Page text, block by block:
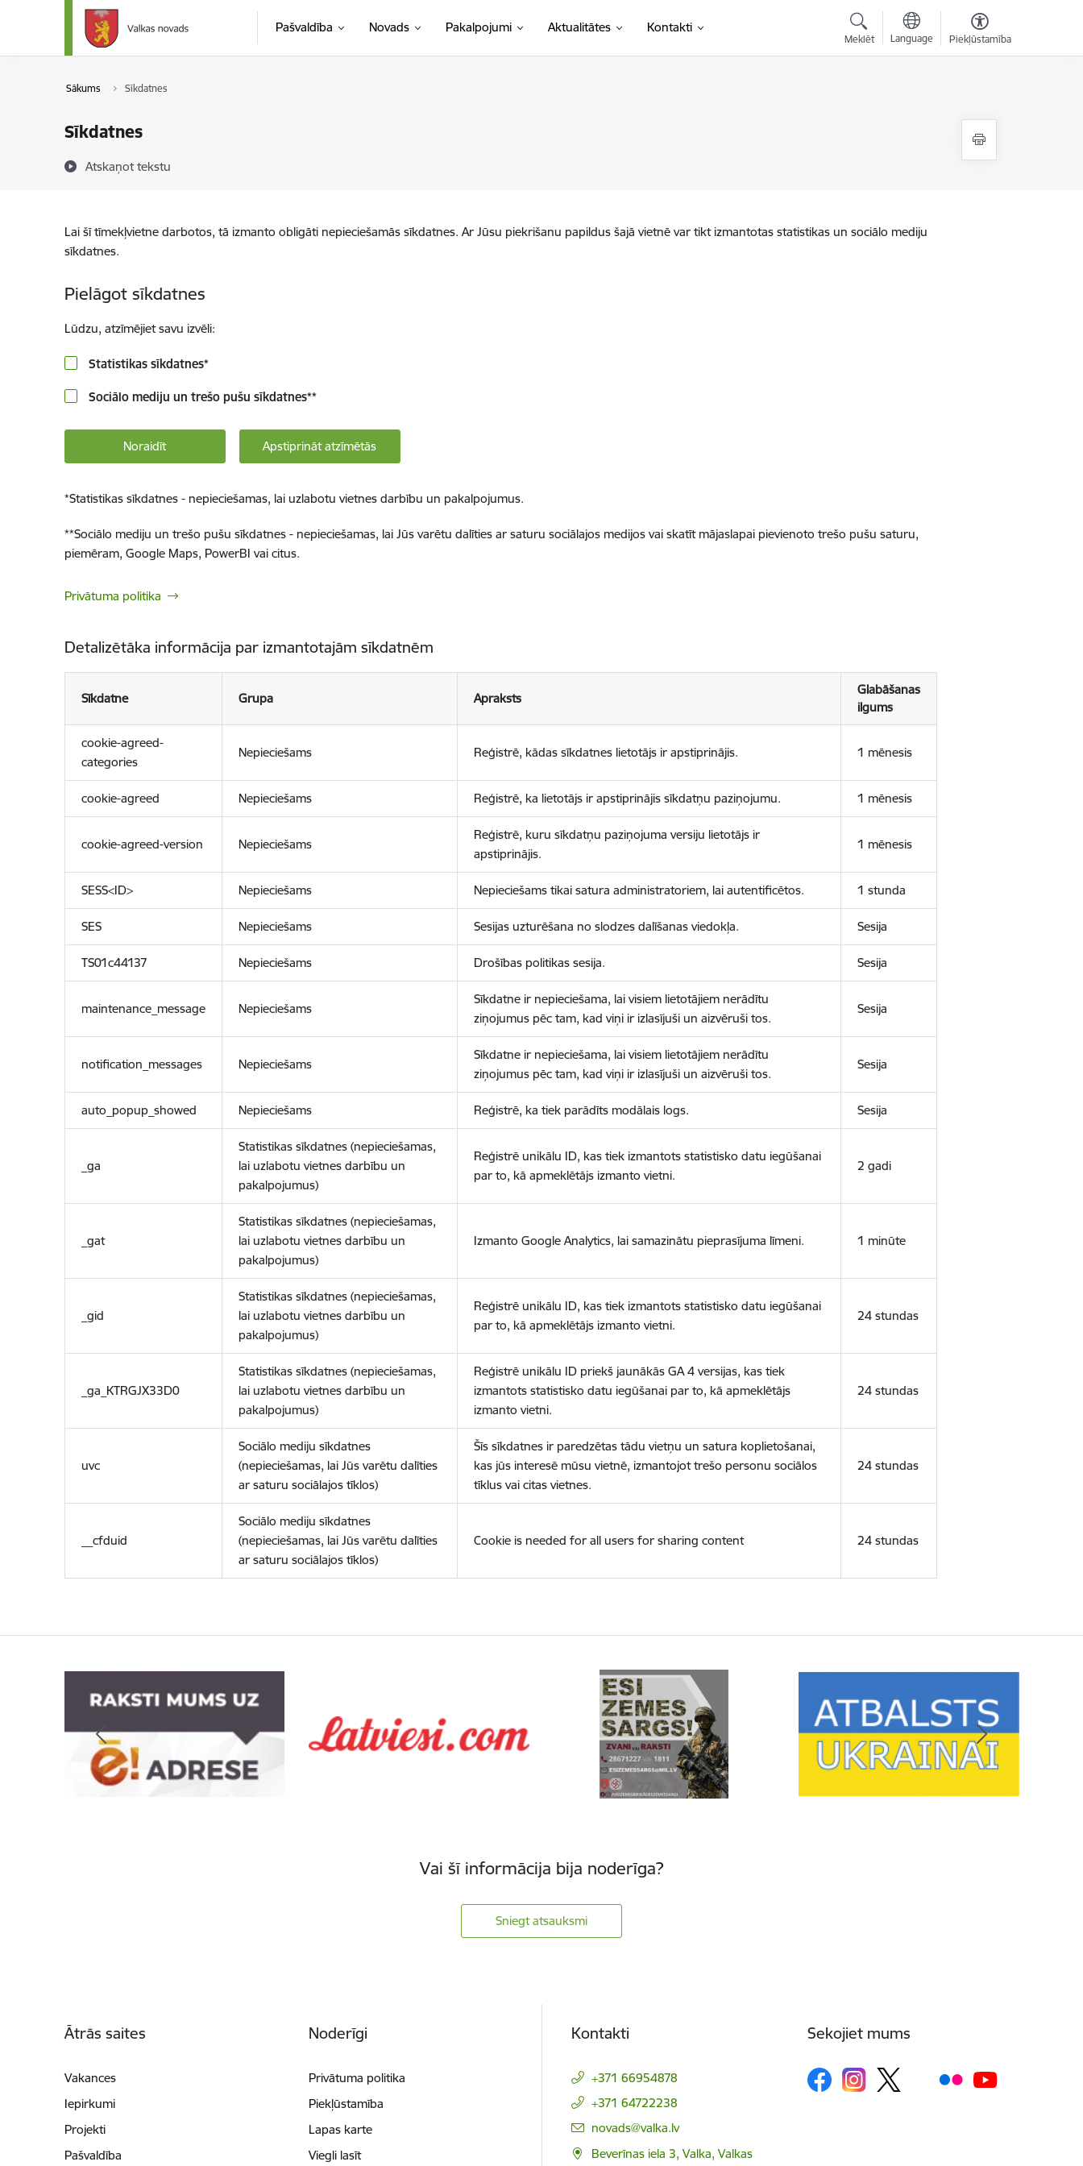
Pāriet uz lapas saturu
Pašvaldība Novads Pakalpojumi Aktualitātes Kontakti
Meklēt Language Piekļūstamība
Sākums Sīkdatnes
Sīkdatnes
Atskaņot tekstu
Lai šī tīmekļvietne darbotos, tā izmanto obligāti nepieciešamās sīkdatnes. Ar Jūsu piekrišanu papildus šajā vietnē var tikt izmantotas statistikas un sociālo mediju
sīkdatnes.
Pielāgot sīkdatnes
Lūdzu, atzīmējiet savu izvēli:
Statistikas sīkdatnes*
Sociālo mediju un trešo pušu sīkdatnes**
Noraidīt Apstiprināt atzīmētās
*Statistikas sīkdatnes - nepieciešamas, lai uzlabotu vietnes darbību un pakalpojumus.
**Sociālo mediju un trešo pušu sīkdatnes - nepieciešamas, lai Jūs varētu dalīties ar saturu sociālajos medijos vai skatīt mājaslapai pievienoto trešo pušu saturu,
piemēram, Google Maps, PowerBI vai citus.
Privātuma politika
Detalizētāka informācija par izmantotajām sīkdatnēm
Sīkdatne Grupa Apraksts
Glabāšanas
ilgums
cookie-agreed-
categories
Nepieciešams Reģistrē, kādas sīkdatnes lietotājs ir apstiprinājis. 1 mēnesis
cookie-agreed Nepieciešams Reģistrē, ka lietotājs ir apstiprinājis sīkdatņu paziņojumu. 1 mēnesis
cookie-agreed-version Nepieciešams
Reģistrē, kuru sīkdatņu paziņojuma versiju lietotājs ir
apstiprinājis.
1 mēnesis
SESS<ID> Nepieciešams Nepieciešams tikai satura administratoriem, lai autentificētos. 1 stunda
SES Nepieciešams Sesijas uzturēšana no slodzes dalīšanas viedokļa. Sesija
TS01c44137 Nepieciešams Drošības politikas sesija. Sesija
maintenance_message Nepieciešams
Sīkdatne ir nepieciešama, lai visiem lietotājiem nerādītu
ziņojumus pēc tam, kad viņi ir izlasījuši un aizvēruši tos.
Sesija
notification_messages Nepieciešams
Sīkdatne ir nepieciešama, lai visiem lietotājiem nerādītu
ziņojumus pēc tam, kad viņi ir izlasījuši un aizvēruši tos.
Sesija
auto_popup_showed Nepieciešams Reģistrē, ka tiek parādīts modālais logs. Sesija
_ga
Statistikas sīkdatnes (nepieciešamas,
lai uzlabotu vietnes darbību un
pakalpojumus)
Reģistrē unikālu ID, kas tiek izmantots statistisko datu iegūšanai
par to, kā apmeklētājs izmanto vietni.
2 gadi
_gat
Statistikas sīkdatnes (nepieciešamas,
lai uzlabotu vietnes darbību un
pakalpojumus)
Izmanto Google Analytics, lai samazinātu pieprasījuma līmeni. 1 minūte
_gid
Statistikas sīkdatnes (nepieciešamas,
lai uzlabotu vietnes darbību un
pakalpojumus)
Reģistrē unikālu ID, kas tiek izmantots statistisko datu iegūšanai
par to, kā apmeklētājs izmanto vietni.
24 stundas
_ga_KTRGJX33D0
Statistikas sīkdatnes (nepieciešamas,
lai uzlabotu vietnes darbību un
pakalpojumus)
Reģistrē unikālu ID priekš jaunākās GA 4 versijas, kas tiek
izmantots statistisko datu iegūšanai par to, kā apmeklētājs
izmanto vietni.
24 stundas
uvc
Sociālo mediju sīkdatnes
(nepieciešamas, lai Jūs varētu dalīties
ar saturu sociālajos tīklos)
Šīs sīkdatnes ir paredzētas tādu vietņu un satura koplietošanai,
kas jūs interesē mūsu vietnē, izmantojot trešo personu sociālos
tīklus vai citas vietnes.
24 stundas
__cfduid
Sociālo mediju sīkdatnes
(nepieciešamas, lai Jūs varētu dalīties
ar saturu sociālajos tīklos)
Cookie is needed for all users for sharing content 24 stundas
Vai šī informācija bija noderīga?
Sniegt atsauksmi
Ātrās saites
Vakances
Iepirkumi
Projekti
Pašvaldība
Noderīgi
Privātuma politika
Piekļūstamība
Lapas karte
Viegli lasīt
Kontakti
+371 66954878
+371 64722238
E-pasts:
novads@valka.lv
Beverīnas iela 3, Valka, Valkas
Sekojiet mums